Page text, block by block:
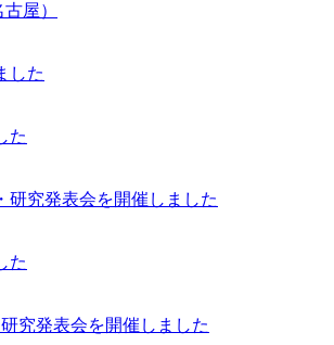
屋）
した
た
研究発表会を開催しました
た
究発表会を開催しました